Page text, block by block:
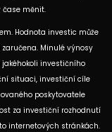
čase měnit.
Hodnota investic může
Minulé výnosy
investičního
situaci, investiční cíle
poskytovatele
za investiční rozhodnutí
internetových stránkách.